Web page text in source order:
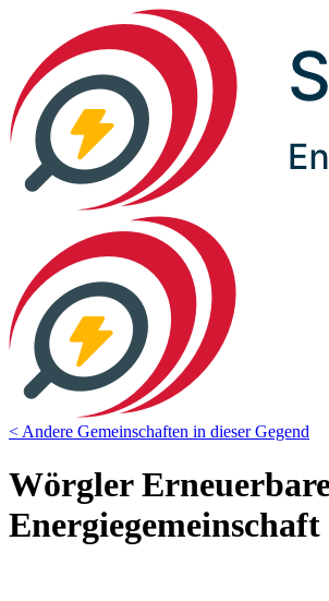
< Andere Gemeinschaften in dieser Gegend
Wörgler